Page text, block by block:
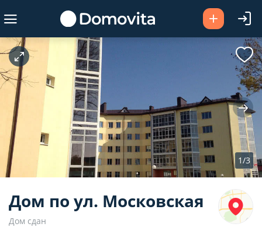
1/3
Дом по ул. Московская
Дом сдан
площадь, м 2
м2
м